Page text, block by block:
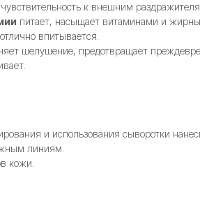
к внешним
питает, насыщает витаминами и
впитывается.
шелушение, предотвращает
и использования сыворотки
линиям.
кожи.